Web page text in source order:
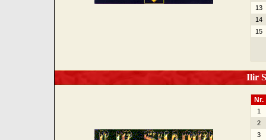
13
14
15
Ilir
Nr.
1
2
3